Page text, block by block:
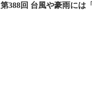
第388回 台風や豪雨には